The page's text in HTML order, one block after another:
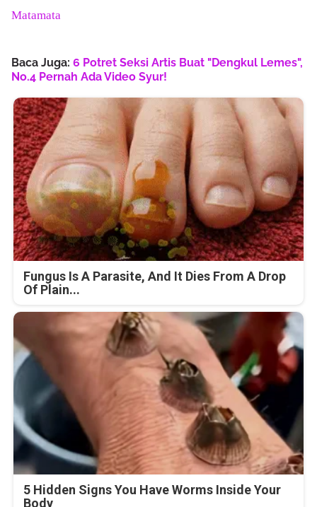
Matamata
Baca Juga: 6 Potret Seksi Artis Buat "Dengkul Lemes",
No.4 Pernah Ada Video Syur!
Fungus Is A Parasite, And It Dies From A Drop
Of Plain...
5 Hidden Signs You Have Worms Inside Your
Body